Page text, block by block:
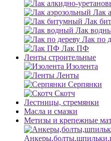
Лак
Лак
Лак
Лак по
Лак ПФ
Ленты строительные
Изолента
Ленты
Серпянки
Скотч
Лестницы, стремянки
Масла и смазки
Метизы и крепежные